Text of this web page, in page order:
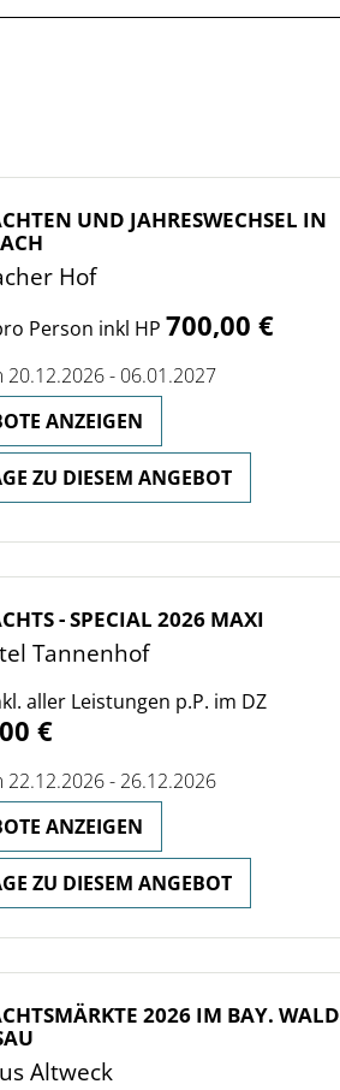
UND JAHRESWECHSEL IN
Hof
Person inkl HP700,00 €
20.12.2026 - 06.01.2027
ANZEIGEN
ZU DIESEM ANGEBOT
- SPECIAL 2026 MAXI
Tannenhof
aller Leistungen p.P. im DZ
€
22.12.2026 - 26.12.2026
ANZEIGEN
ZU DIESEM ANGEBOT
2026 IM BAY. WALD
Altweck